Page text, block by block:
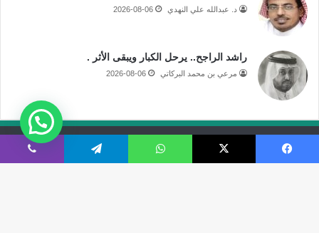
د. عبدالله علي النهدي 2026-08-06
راشد الراجح.. يرحل الكبار ويبقى الأثر .
مرعي بن محمد البركاتي 2026-08-06
جميع الحقوق محفوظة لموقع صحيفة مكة الإلكترونية
فيسبوك ‫X واتساب تيلقرام ڤايبر